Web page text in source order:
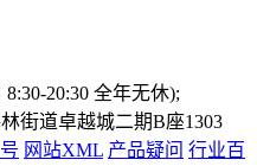
20:30 全年无休);
街道卓越城二期B座1303
网站XML 产品疑问 行业百